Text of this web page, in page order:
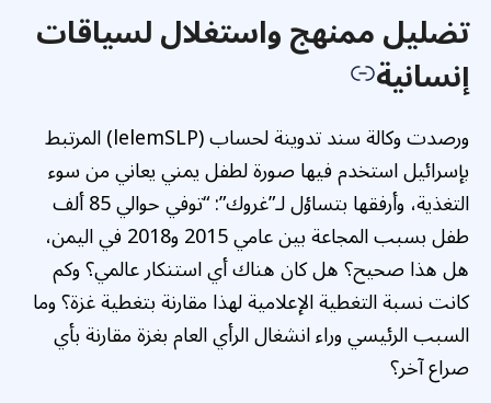
تضليل ممنهج واستغلال لسياقات
إنسانية
ورصدت وكالة سند تدوينة لحساب (lelemSLP) المرتبط
بإسرائيل استخدم فيها صورة لطفل يمني يعاني من سوء
التغذية، وأرفقها بتساؤل لـ”غروك”: “توفي حوالي 85 ألف
طفل بسبب المجاعة بين عامي 2015 و2018 في اليمن،
هل هذا صحيح؟ هل كان هناك أي استنكار عالمي؟ وكم
كانت نسبة التغطية الإعلامية لهذا مقارنة بتغطية غزة؟ وما
السبب الرئيسي وراء انشغال الرأي العام بغزة مقارنة بأي
صراع آخر؟